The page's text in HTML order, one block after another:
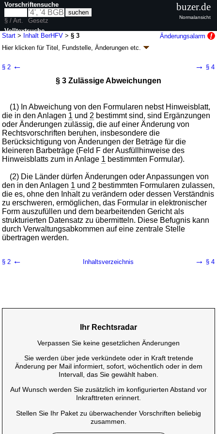
Start > Inhalt BerHFV >§ 3
Änderungsalarm
Hier klicken fürTitel, Fundstelle, Änderungen etc.
(BerHFV)
BGBl. I S. 2(Nr. 1); zuletzt geändert durch
Rechtsberater; Beurkundung
2 weitere Fassungen
| Drucksachen / Entwurf / Begründung |
wird in 3 Vorschriften zitiert
§ 2 ← → § 4
§ 3 Zulässige Abweichungen
(1) In Abweichung von den Formularen nebst Hinweisblatt,
die in den Anlagen 1 und 2 bestimmt sind, sind Ergänzungen
oder Änderungen zulässig, die auf einer Änderung von
Rechtsvorschriften beruhen, insbesondere die
Berücksichtigung von Änderungen der Beträge für die
kleineren Barbeträge (Feld F der Ausfüllhinweise des
Hinweisblatts zum in Anlage 1 bestimmten Formular).
(2) Die Länder dürfen Änderungen oder Anpassungen von
den in den Anlagen 1 und 2 bestimmten Formularen zulassen,
die es, ohne den Inhalt zu verändern oder dessen Verständnis
zu erschweren, ermöglichen, das Formular in elektronischer
Form auszufüllen und dem bearbeitenden Gericht als
strukturierten Datensatz zu übermitteln. Diese Befugnis kann
durch Verwaltungsabkommen auf eine zentrale Stelle
übertragen werden.
§ 2 ← Inhaltsverzeichnis → § 4
Vorschriftensuche
§ / Art.
Gesetz
Volltextsuche
nur in BerHFV
buzer.de
Normalansicht
Ihr Rechtsradar
Verpassen Sie keine gesetzlichen Änderungen
Sie werden über jede verkündete oder in Kraft tretende
Änderung per Mail informiert, sofort, wöchentlich oder in dem
Intervall, das Sie gewählt haben.
Auf Wunsch werden Sie zusätzlich im konfigurierten Abstand vor
Inkrafttreten erinnert.
Stellen Sie Ihr Paket zu überwachender Vorschriften beliebig
zusammen.